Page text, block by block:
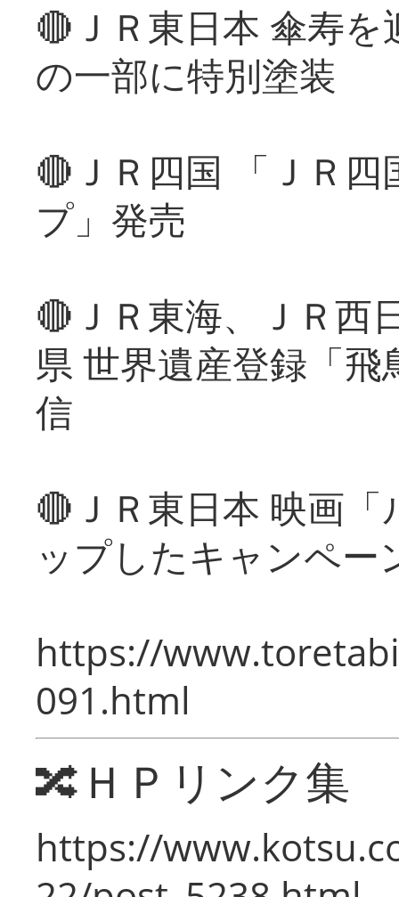
🔴ＪＲ東日本 傘寿
の一部に特別塗装
🔴ＪＲ四国 「ＪＲ
プ」発売
🔴ＪＲ東海、ＪＲ西
県 世界遺産登録「
信
🔴ＪＲ東日本 映画
ップしたキャンペー
https://
091.html
🔀ＨＰリンク集
https://